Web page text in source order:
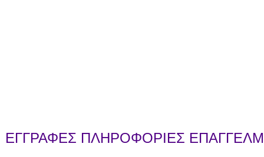
ΕΓΓΡΑΦΕΣ ΠΛΗΡΟΦΟΡΙΕΣ